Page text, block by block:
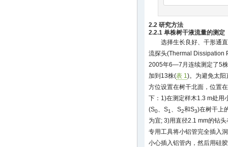
2.2 研究方法
2.2.1 单株树干液流量的测定
选择生长良好、干形通
流探头(Thermal Dissipation
2005年6—7月连续测定了5
加到13株(表 1 )。为避免太阳
方位设置在树干北面，位置
下：1)在测定样木1.3 m处用
(S0 、S1 、S2和S3)在树干上
为宜; 3)用直径2.1 mm的钻
专用工具将小铝管完全插入
小心插入铝管内，然后用硅